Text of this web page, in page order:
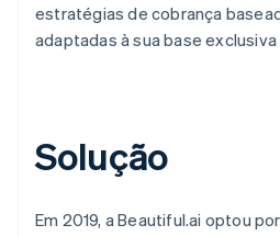
estratégias de cobrança
adaptadas à sua base exclusiva
Solução
Em 2019, a Beautiful.ai optou